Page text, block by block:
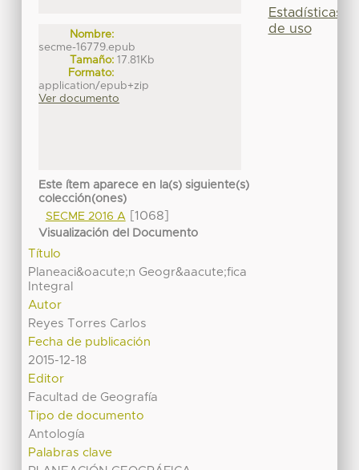
Nombre:
secme-16779.epub
Tamaño: 17.81Kb
Formato:
application/epub+zip
Ver documento
Este ítem aparece en la(s) siguiente(s)
colección(ones)
SECME 2016 A [1068]
Visualización del Documento
Título
Planeaci&oacute;n Geogr&aacute;fica
Integral
Autor
Reyes Torres Carlos
Fecha de publicación
2015-12-18
Editor
Facultad de Geografía
Tipo de documento
Antología
Palabras clave
Estadísticas
de uso